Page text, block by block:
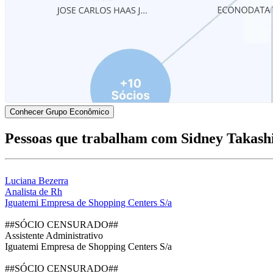
Conhecer Grupo Econômico
Pessoas que trabalham com Sidney
Luciana Bezerra
Analista de Rh
Iguatemi Empresa de Shopping Centers S/a
##SÓCIO CENSURADO##
Assistente Administrativo
Iguatemi Empresa de Shopping Centers S/a
##SÓCIO CENSURADO##